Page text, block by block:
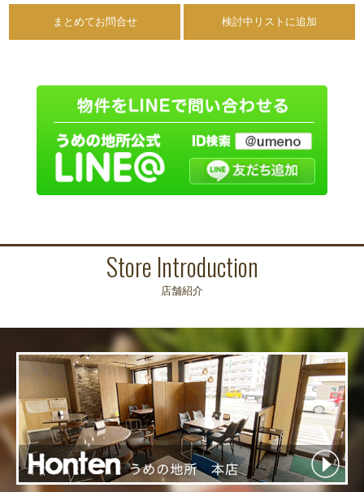
まとめてお問合せ 検討中リストに追加
Store Introduction
店舗紹介